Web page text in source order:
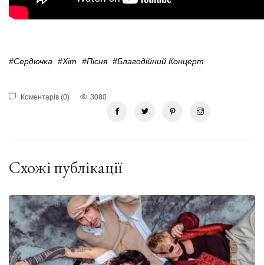
#Сердючка #Хіт #пісня #благодійний Концерт
Коментарів (0) 3080
Схожі публікації